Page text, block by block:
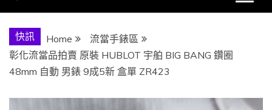
快訊 Home
流當手錶區
彰化流當品拍賣 原裝 HUBLOT 宇舶 BIG BANG 鑽圈
48mm 自動 男錶 9成5新 盒單 ZR423